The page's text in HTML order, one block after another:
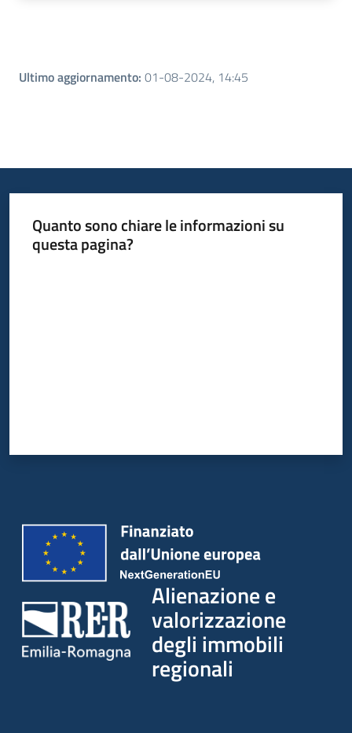
Ultimo aggiornamento: 01-08-2024, 14:45
Quanto sono chiare le informazioni su
questa pagina?
Alienazione e
valorizzazione
degli immobili
regionali